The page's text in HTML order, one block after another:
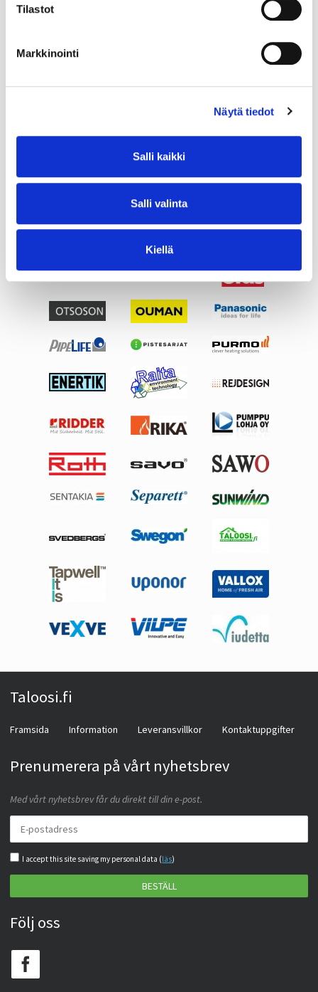
Tilastot
Markkinointi
Näytä tiedot
Salli kaikki
Salli valinta
Kiellä
Taloosi.fi
Framsida Information Leveransvillkor Kontaktuppgifter
Prenumerera på vårt nyhetsbrev
Med vårt nyhetsbrev får du direkt till din e-post.
I accept this site saving my personal data (läs)
BESTÄLL
Följ oss